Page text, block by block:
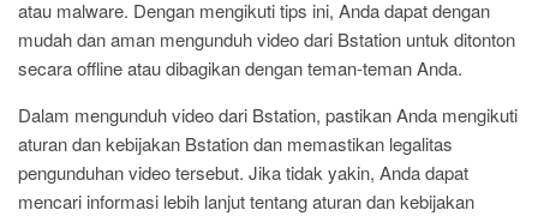
atau malware. Dengan mengikuti tips ini, Anda dapat dengan
mudah dan aman mengunduh video dari Bstation untuk ditonton
secara offline atau dibagikan dengan teman-teman Anda.
Dalam mengunduh video dari Bstation, pastikan Anda mengikuti
aturan dan kebijakan Bstation dan memastikan legalitas
pengunduhan video tersebut. Jika tidak yakin, Anda dapat
mencari informasi lebih lanjut tentang aturan dan kebijakan